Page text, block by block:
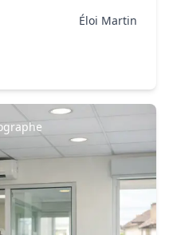
Éloi Martin